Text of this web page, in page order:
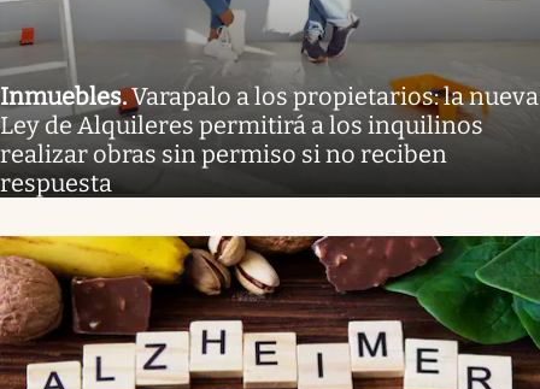
Inmuebles.Varapalo a los propietarios: la nueva
Ley de Alquileres permitirá a los inquilinos
realizar obras sin permiso si no reciben
respuesta